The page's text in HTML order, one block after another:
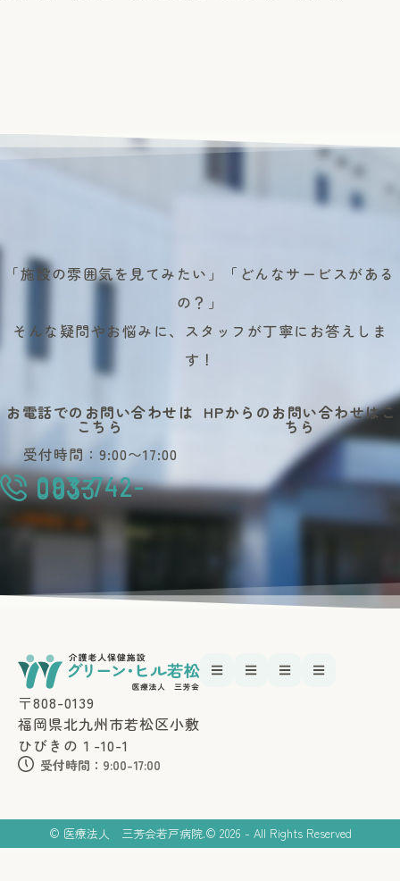
「施設の雰囲気を見てみたい」「どんなサービスがある
の？」
そんな疑問やお悩みに、スタッフが丁寧にお答えしま
す！
お電話でのお問い合わせは
こちら
受付時間：9:00〜17:00
093-742-
0033
HPからのお問い合わせはこ
ちら
〒808-0139
福岡県北九州市若松区小敷
ひびきの１-10-1
受付時間：9:00-17:00
© 医療法人 三芳会若戸病院.© 2026 - All Rights Reserved